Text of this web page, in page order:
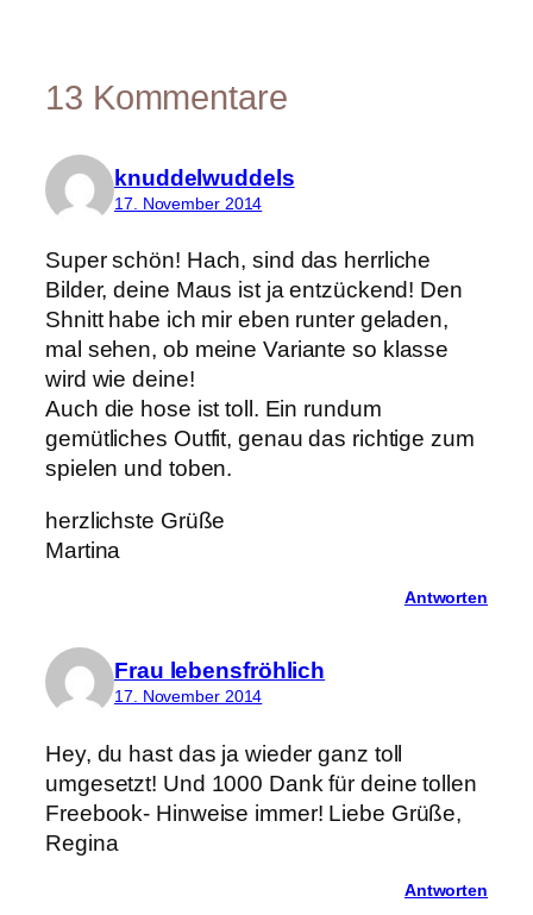
13 Kommentare
knuddelwuddels
17. November 2014
Super schön! Hach, sind das herrliche
Bilder, deine Maus ist ja entzückend! Den
Shnitt habe ich mir eben runter geladen,
mal sehen, ob meine Variante so klasse
wird wie deine!
Auch die hose ist toll. Ein rundum
gemütliches Outfit, genau das richtige zum
spielen und toben.
herzlichste Grüße
Martina
Antworten
Frau lebensfröhlich
17. November 2014
Hey, du hast das ja wieder ganz toll
umgesetzt! Und 1000 Dank für deine tollen
Freebook- Hinweise immer! Liebe Grüße,
Regina
Antworten